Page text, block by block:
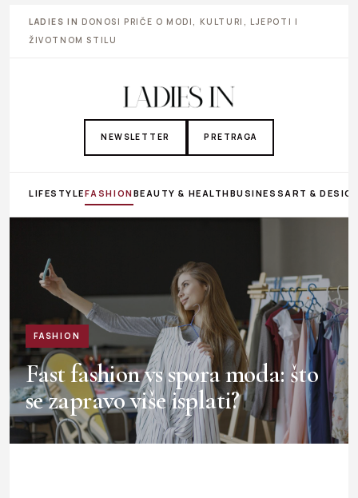
LADIES IN DONOSI PRIČE O MODI, KULTURI, LJEPOTI I
ŽIVOTNOM STILU
NEWSLETTER PRETRAGA
LIFESTYLEFASHIONBEAUTY & HEALTHBUSINESS ART &
FASHION
Fast fashion vs spora moda: što
se zapravo više isplati?